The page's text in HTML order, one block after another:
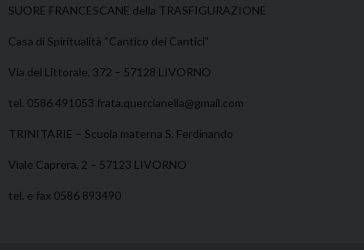
SUORE FRANCESCANE della TRASFIGURAZIONE
Casa di Spiritualità “Cantico dei Cantici”
Via del Littorale, 372 – 57128 LIVORNO
tel. 0586 491053 frata.quercianella@gmail.com
TRINITARIE – Scuola materna S. Ferdinando
Viale Caprera, 2 – 57123 LIVORNO
tel. e fax 0586 893490